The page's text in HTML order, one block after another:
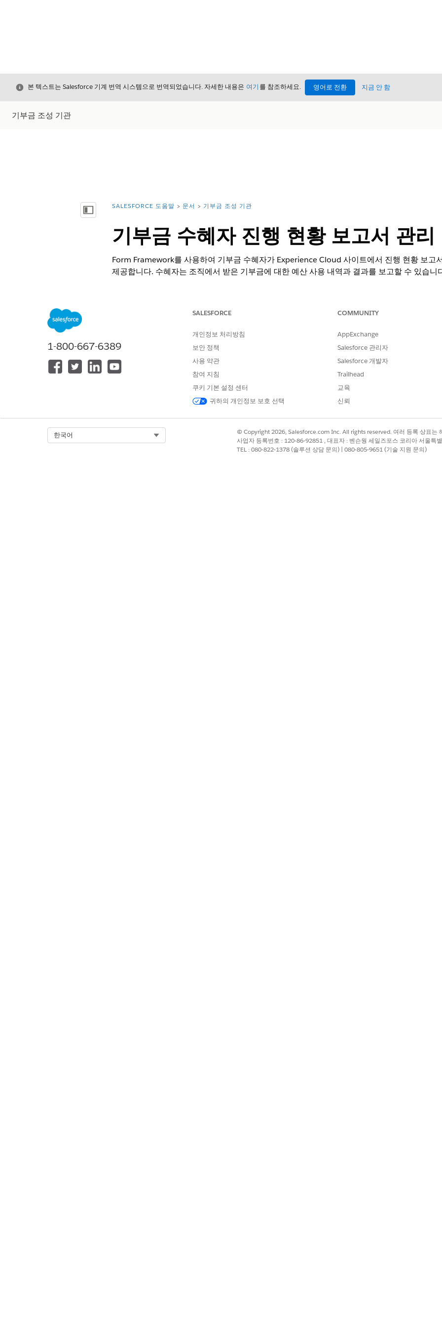
닫기본 텍스트는 Salesforce 기계 번역 시스템으로 번역되었습니다. 자세한 내용은 여기 를 참조하세요. 영어로 전환 지금 안 함
기부금 조성 기관
목차 표시 위치:
SALESFORCE 도움말 문서 기부금 조성 기관
기부금 수혜자 진행 현황 보고서 관리
Form Framework를 사용하여 기부금 수혜자가 Experience Cloud 사이트에서 진행 현황 보고
제공합니다. 수혜자는 조직에서 받은 기부금에 대한 예산 사용 내역과 결과를 보고할 수 있습니
지원 제품: Lightning Experience
지원 제품: 기부금 조성 기관 및 공공 부문 솔루션용 Nonprofit Cloud.
Edition Availability 보기
진행 현황 보고서 만들기: 기부금 조성 기관 관리자 권한
Form Framework를 사용하여 펀딩 어워드 요구 사항 개체에 대한 기부금 조성 기관 진행 현황 보고서
양식의 각 섹션에 대해 Omnistudio 또는 플로 기반 양식을 만듭니다. 각 양식의 편집 가능 및 읽기 전
을 만듭니다.
펀딩 어워드 요구 사항에 신청 단계 정의를 추가합니다.
1-800-667-6389
SALESFORCE
개인정보 처리방침
보안 정책
사용 약관
참여 지침
쿠키 기본 설정 센터
귀하의 개인정보 보호 선택
COMMUNITY
AppExchange
Salesforce 관리자
Salesforce 개발자
Trailhead
교육
신뢰
한국어
© Copyright 2026, Salesforce.com Inc. All rights reserved. 여러 등록 상표는
사업자 등록번호 : 120-86-92851 , 대표자 : 벤슨웡 세일즈포스 코리아 서울
TEL : 080-822-1378 (솔루션 상담 문의) | 080-805-9651 (기술 지원 문의)